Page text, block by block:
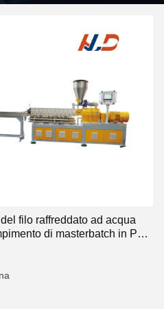
filo raffreddato ad acqua
di masterbatch in PE